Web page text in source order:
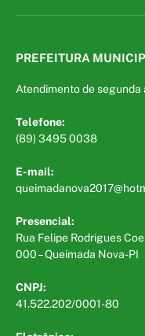
PREFEITURA
Atendimento de segunda
Telefone:
(89) 3495 0038
E-mail:
Presencial:
Rua Felipe Rodrigues
000 – Queimada Nova-PI
CNPJ:
41.522.202/0001-80